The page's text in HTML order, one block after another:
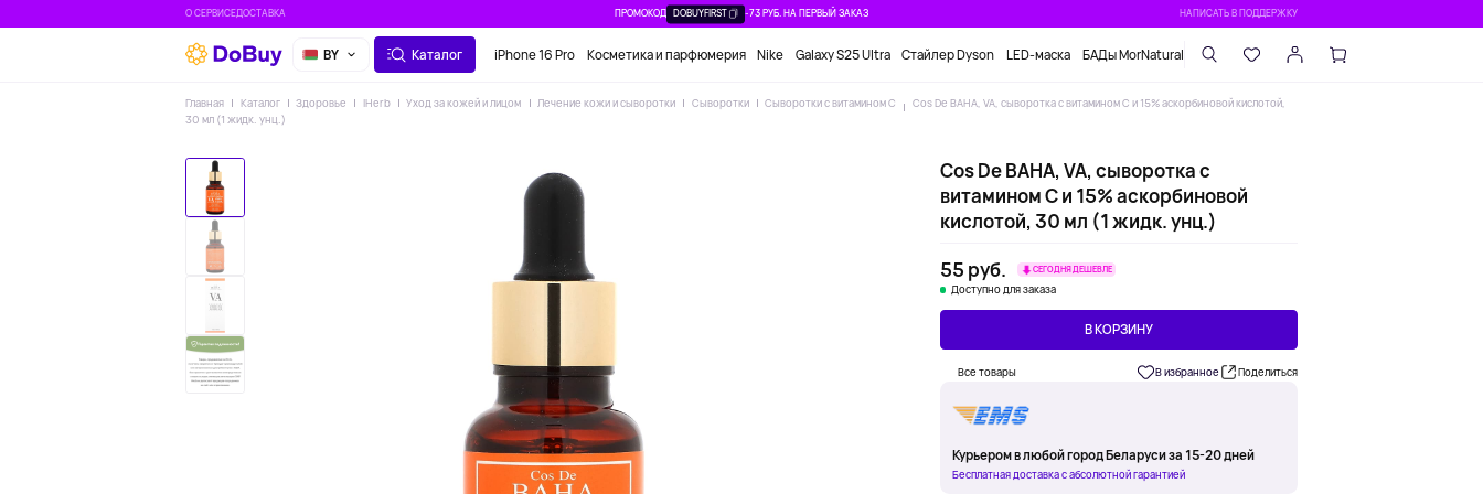
О СЕРВИСЕДОСТАВКА ПРОМОКОД DOBUYFIRST -73 РУБ. НА ПЕРВЫЙ ЗАКАЗ НАПИСАТЬ В ПОДДЕРЖКУ
BY Каталог iPhone 16 Pro Косметика и парфюмерия Nike Galaxy S25 Ultra Стайлер Dyson LED-маска БАДы MorNatural
Главная Каталог Здоровье IHerb Уход за кожей и лицом Лечение кожи и сыворотки Сыворотки Сыворотки с витамином C
Cos De BAHA, VA, сыворотка с витамином C и 15% аскорбиновой кислотой,
30 мл (1 жидк. унц.)
Cos De BAHA, VA, сыворотка с
витамином C и 15% аскорбиновой
кислотой, 30 мл (1 жидк. унц.)
55 руб.
СЕГОДНЯ ДЕШЕВЛЕ
Доступно для заказа
В КОРЗИНУ
Все товары В избранное Поделиться
Курьером в любой город Беларуси за 15-20 дней
Бесплатная доставка с абсолютной гарантией